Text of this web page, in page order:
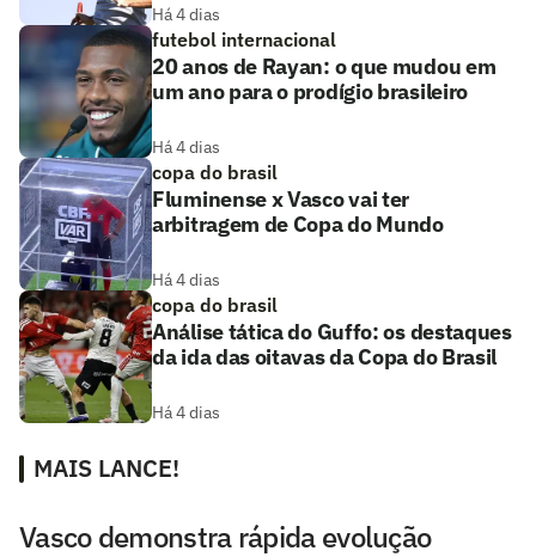
Há 4 dias
futebol internacional
20 anos de Rayan: o que mudou em
um ano para o prodígio brasileiro
Há 4 dias
copa do brasil
Fluminense x Vasco vai ter
arbitragem de Copa do Mundo
Há 4 dias
copa do brasil
Análise tática do Guffo: os destaques
da ida das oitavas da Copa do Brasil
Há 4 dias
MAIS LANCE!
Vasco demonstra rápida evolução